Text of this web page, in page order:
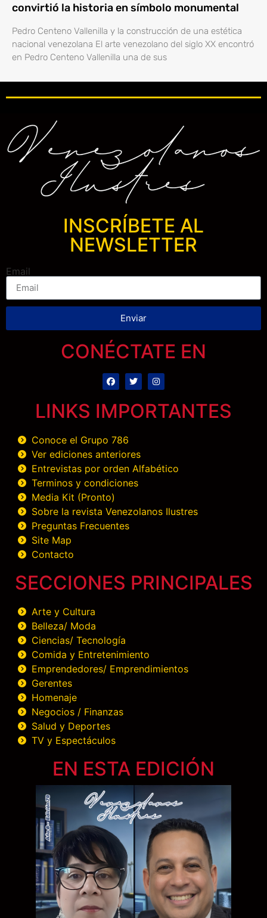
convirtió la historia en símbolo monumental
Pedro Centeno Vallenilla y la construcción de una estética
nacional venezolana El arte venezolano del siglo XX encontró
en Pedro Centeno Vallenilla una de sus
INSCRÍBETE AL
NEWSLETTER
Email
Enviar
CONÉCTATE EN
LINKS IMPORTANTES
Conoce el Grupo 786
Ver ediciones anteriores
Entrevistas por orden Alfabético
Terminos y condiciones
Media Kit (Pronto)
Sobre la revista Venezolanos Ilustres
Preguntas Frecuentes
Site Map
Contacto
SECCIONES PRINCIPALES
Arte y Cultura
Belleza/ Moda
Ciencias/ Tecnología
Comida y Entretenimiento
Emprendedores/ Emprendimientos
Gerentes
Homenaje
Negocios / Finanzas
Salud y Deportes
TV y Espectáculos
EN ESTA EDICIÓN